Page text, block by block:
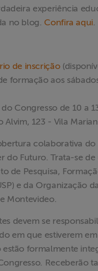
experiência
no blog. Confira aqui.
de inscrição
formação aos
Congresso de 10 a
Alvim, 123 - Vila
colaborativa do
do Futuro. Trata-se
de Pesquisa,
e da Organização
Montevideo.
devem se
em que estiverem
formalmente
Receberão